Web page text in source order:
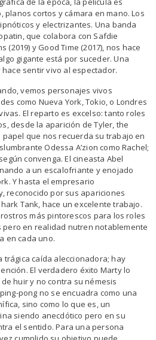
planos cortos y cámara en mano. Los
y electrizantes. Una banda
que colabora con Safdie
(2019) y Good Time (2017), nos hace
gigante está por suceder. Una
sentir vivo al espectador.
vemos personajes vivos
como Nueva York, Tokio, o Londres
El reparto es excelso: tanto roles
desde la aparición de Tyler, the
papel que nos recuerda su trabajo en
Odessa A’zion como Rachel;
convenga. El cineasta Abel
a un escalofriante y enojado
Y hasta el empresario
reconocido por sus apariciones
Tank, hace un excelente trabajo.
más pintorescos para los roles
en realidad nutren notablemente
en cada uno.
trágica caída aleccionadora; hay
El verdadero éxito Marty lo
huir y no contra su némesis
pong no se encuadra como una
sino como lo que es, un
siendo anecdótico pero en su
el sentido. Para una persona